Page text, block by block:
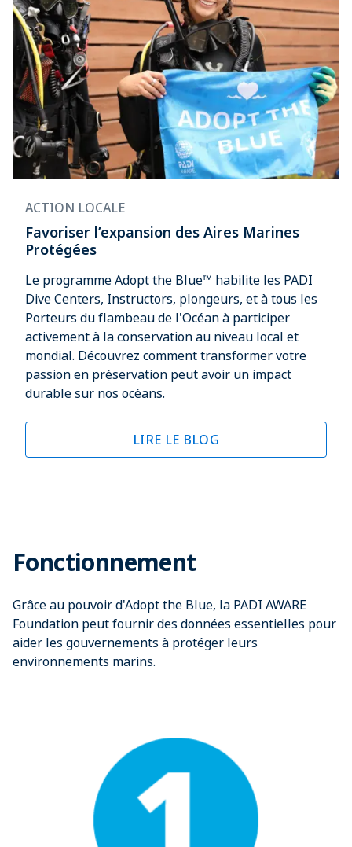
ACTION LOCALE
Favoriser l’expansion des Aires Marines
Protégées
Le programme Adopt the Blue™ habilite les PADI
Dive Centers, Instructors, plongeurs, et à tous les
Porteurs du flambeau de l'Océan à participer
activement à la conservation au niveau local et
mondial. Découvrez comment transformer votre
passion en préservation peut avoir un impact
durable sur nos océans.
LIRE LE BLOG
Fonctionnement
Grâce au pouvoir d'Adopt the Blue, la PADI AWARE
Foundation peut fournir des données essentielles pour
aider les gouvernements à protéger leurs
environnements marins.​